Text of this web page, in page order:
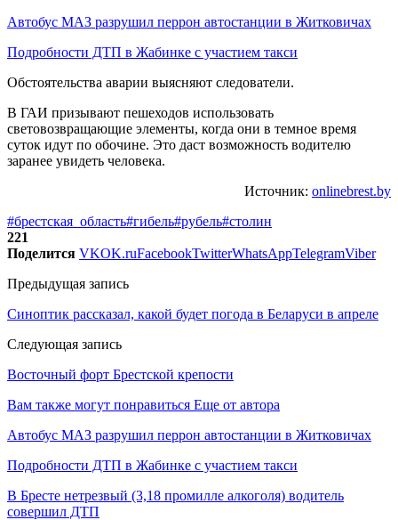
Автобус МАЗ разрушил перрон автостанции в Житковичах
Подробности ДТП в Жабинке с участием такси
Обстоятельства аварии выясняют следователи.
В ГАИ призывают пешеходов использовать
световозвращающие элементы, когда они в темное время
суток идут по обочине. Это даст возможность водителю
заранее увидеть человека.
Источник: onlinebrest.by
#брестская_область#гибель#рубель#столин
221
Поделится VKOK.ruFacebookTwitterWhatsAppTelegramViber
Предыдущая запись
Синоптик рассказал, какой будет погода в Беларуси в апреле
Следующая запись
Восточный форт Брестской крепости
Вам также могут понравиться Еще от автора
Автобус МАЗ разрушил перрон автостанции в Житковичах
Подробности ДТП в Жабинке с участием такси
В Бресте нетрезвый (3,18 промилле алкоголя) водитель
совершил ДТП